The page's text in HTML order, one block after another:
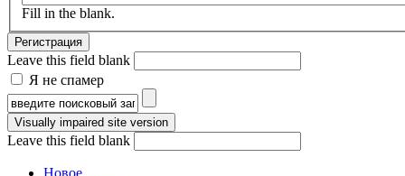
Fill in the blank.
Leave this field blank
Я не спамер
Я спамер
Форма поиска
Leave this field blank